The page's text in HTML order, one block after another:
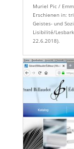
Muriel Pic /
Erschienen in:
Geistes- und
Lisibilité/
22.6.2018).